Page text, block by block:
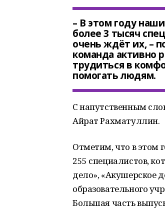
– В этом году
более 3 тысяч
очень ждёт их, –
команда активно
трудиться в
помогать людям.
С напутственным
Айрат Рахматуллин.
Отметим, что в этом
255 специалистов,
дело», «Акушерское
образовательного
Большая часть